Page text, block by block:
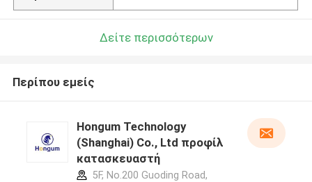
Δείτε περισσότερων
Περίπου εμείς
Hongum Technology
(Shanghai) Co., Ltd προφίλ
κατασκευαστή
5F, No.200 Guoding Road,